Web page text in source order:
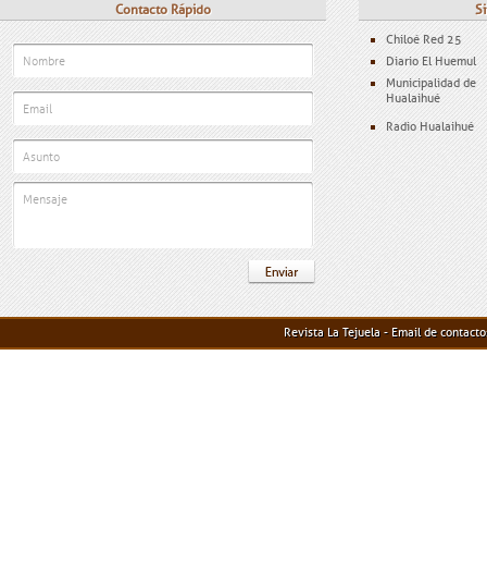
Contacto Rápido
Chiloé Red 25
Diario El Huemul
Municipalidad de
Hualaihué
Radio Hualaihué
Revista La Tejuela - Email de